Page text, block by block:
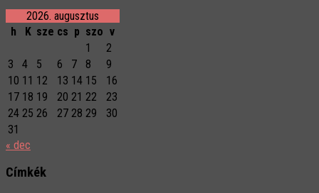
2026. augusztus
h
K sze cs p szo v
1
2
3
4 5 6 7 8
9
10 11 12 13 14 15
16
17 18 19 20 21 22
23
24 25 26 27 28 29
30
31
« dec
Címkék